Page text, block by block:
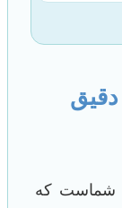
دقیق
شماست که